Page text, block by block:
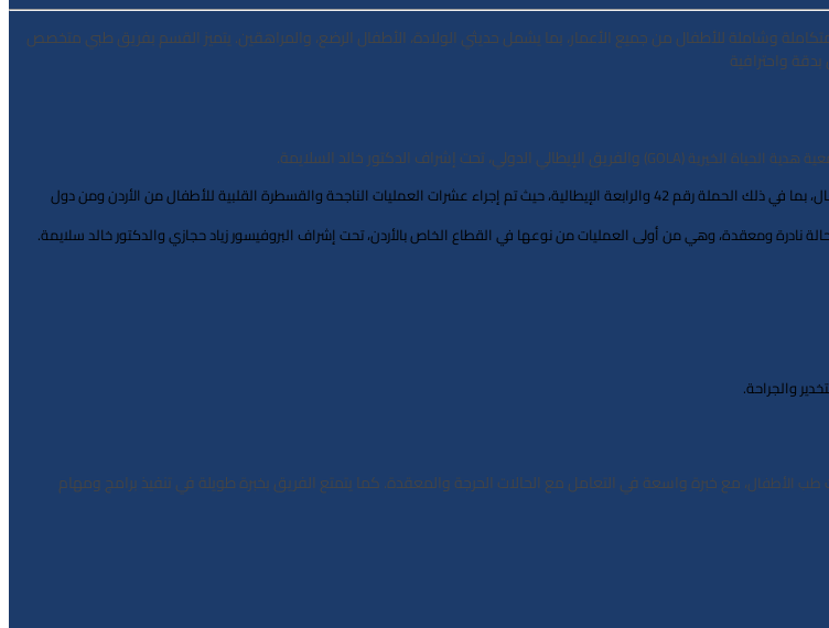
وشاملة للأطفال من جميع الأعمار، بما يشمل حديثي الولادة، الأطفال الرضع، والمراهقين. يتميز القسم بفريق طبي متخصص
واحترافية
هدية الحياة الخيرية(GOLA) والفريق الإيطالي الدولي، تحت إشراف الدكتور خالد السلايمة.
: استضاف القسم على مدار سنوات عديدة الحملات الخيرية لإجراء جراحات القلب للأطفال، بما في ذلك الحملة رقم 42 والرابعة الإيطالية، حيث تم إجراء عشرات العمليات الناجحة والقسطرة القلبية للأطفال من الأردن ومن دول
نادرة ومعقدة، وهي من أولى العمليات من نوعها في القطاع الخاص بالأردن، تحت إشراف البروفيسور زياد حجازي والدكتور خالد سلايمة.
والجراحة.
طب الأطفال، مع خبرة واسعة في التعامل مع الحالات الحرجة والمعقدة. كما يتمتع الفريق بخبرة طويلة في تنفيذ برامج ومهام